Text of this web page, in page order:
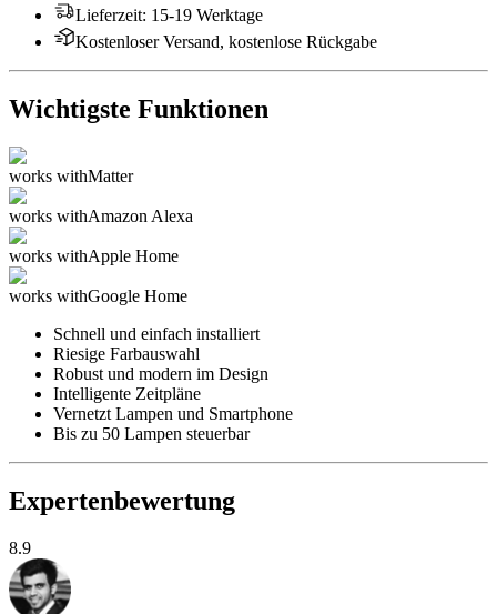
Lieferzeit: 15-19 Werktage
Kostenloser Versand, kostenlose Rückgabe
Wichtigste Funktionen
works withMatter
works withAmazon Alexa
works withApple Home
works withGoogle Home
Schnell und einfach installiert
Riesige Farbauswahl
Robust und modern im Design
Intelligente Zeitpläne
Vernetzt Lampen und Smartphone
Bis zu 50 Lampen steuerbar
Expertenbewertung
8.9